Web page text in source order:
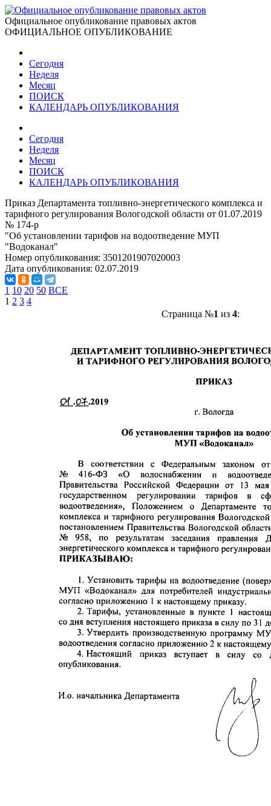
Официальное опубликование правовых актов
ОФИЦИАЛЬНОЕ ОПУБЛИКОВАНИЕ
Сегодня
Неделя
Месяц
ПОИСК
КАЛЕНДАРЬ ОПУБЛИКОВАНИЯ
Сегодня
Неделя
Месяц
ПОИСК
КАЛЕНДАРЬ ОПУБЛИКОВАНИЯ
Приказ Департамента топливно-энергетического комплекса и
тарифного регулирования Вологодской области от 01.07.2019
№ 174-р
"Об установлении тарифов на водоотведение МУП
"Водоканал"
Номер опубликования: 3501201907020003
Дата опубликования: 02.07.2019
1 10 20 50 ВСЕ
1 2 3 4
Страница №1 из 4: